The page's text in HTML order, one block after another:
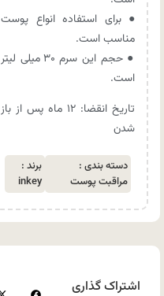
● برای استفاده انواع پوست
مناسب است.
● حجم این سرم ۳۰ میلی لیتر
است.
تاریخ انقضا: ۱۲ ماه پس از باز
شدن
دسته بندی :
مراقبت پوست
برند :
inkey
اشتراک گذاری